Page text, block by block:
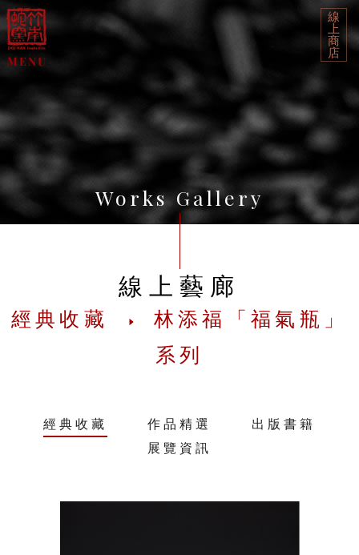
線
上
商
店
Works Gallery
線上藝廊
經典收藏
林添福「福氣瓶」
系列
經典收藏 作品精選
出版書籍
展覽資訊